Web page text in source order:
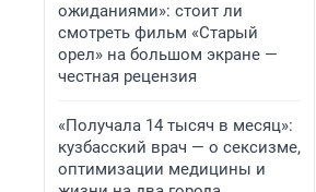
ожиданиями»: стоит ли
смотреть фильм «Старый
орел» на большом экране —
честная рецензия
«Получала 14 тысяч в месяц»:
кузбасский врач — о сексизме,
оптимизации медицины и